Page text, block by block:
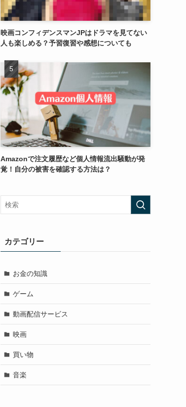
映画コンフィデンスマンJPはドラマを見てない
人も楽しめる？予習復習や感想についても
Amazonで注文履歴など個人情報流出騒動が発
覚！自分の被害を確認する方法は？
カテゴリー
お金の知識
ゲーム
動画配信サービス
映画
買い物
音楽